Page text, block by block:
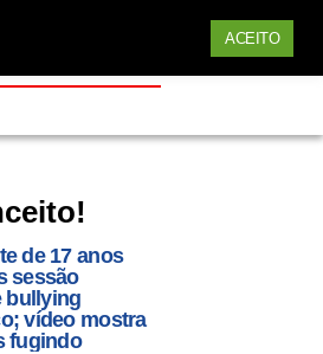
ACEITO
de 17 anos
sessão
bullying
vídeo mostra
fugindo